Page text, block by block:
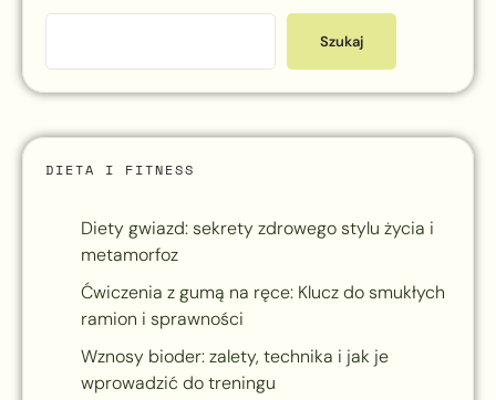
Szukaj
DIETA I FITNESS
Diety gwiazd: sekrety zdrowego stylu życia i
metamorfoz
Ćwiczenia z gumą na ręce: Klucz do smukłych
ramion i sprawności
Wznosy bioder: zalety, technika i jak je
wprowadzić do treningu